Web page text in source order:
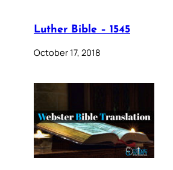
Luther Bible – 1545
October 17, 2018